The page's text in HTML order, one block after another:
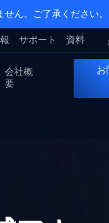
ん。ご了承ください。
サポート 資料
会社概
要
お